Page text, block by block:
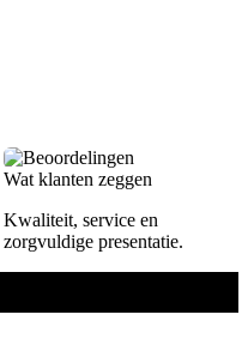
Wat klanten zeggen
Kwaliteit, service en
zorgvuldige presentatie.